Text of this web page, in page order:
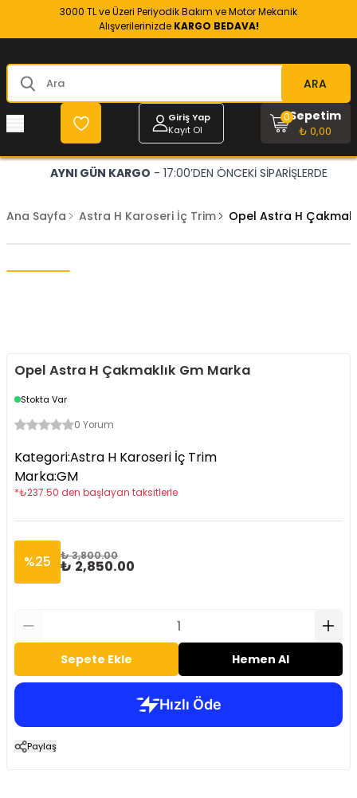
3000 TL ve Üzeri Periyodik Bakım ve Motor Mekanik
Alışverilerinizde KARGO BEDAVA!
ARA
Giriş Yap
Kayıt Ol
Sepetim
₺ 0,00
0
AYNI GÜN KARGO - 17:00’DEN ÖNCEKİ SİPARİŞLERDE
Ana Sayfa Astra H Karoseri İç Trim Opel Astra H
Opel Astra H Çakmaklık Gm Marka
Stokta Var
0 Yorum
Kategori:Astra H Karoseri İç Trim
Marka:GM
*₺237.50 den başlayan taksitlerle
%25 ₺ 3,800.00
₺ 2,850.00
Sepete Ekle Hemen Al
Paylaş